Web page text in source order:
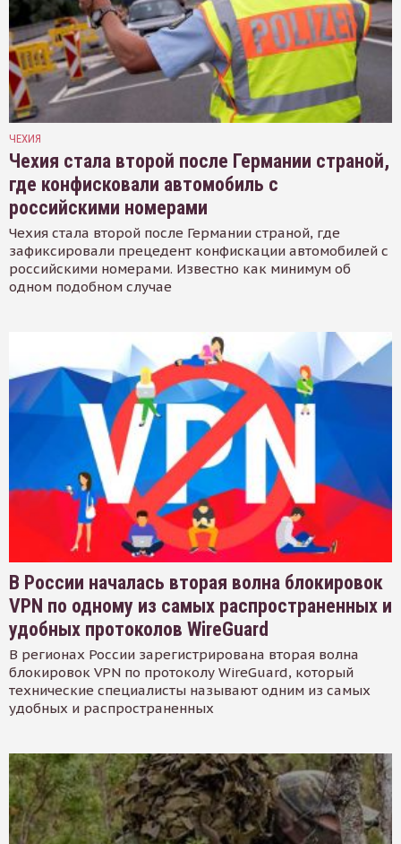
ЧЕХИЯ
Чехия стала второй после Германии страной,
где конфисковали автомобиль с
российскими номерами
Чехия стала второй после Германии страной, где
зафиксировали прецедент конфискации автомобилей с
российскими номерами. Известно как минимум об
одном подобном случае
В России началась вторая волна блокировок
VPN по одному из самых распространенных и
удобных протоколов WireGuard
В регионах России зарегистрирована вторая волна
блокировок VPN по протоколу WireGuard, который
технические специалисты называют одним из самых
удобных и распространенных